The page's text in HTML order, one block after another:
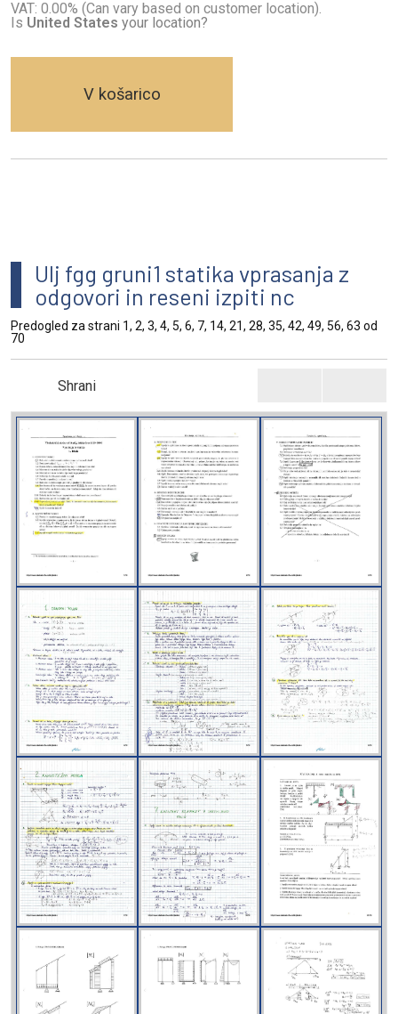
VAT: 0.00% (Can vary based on customer location).
Is United States your location?
V košarico
Ulj fgg gruni1 statika vprasanja z
odgovori in reseni izpiti nc
Predogled za strani 1, 2, 3, 4, 5, 6, 7, 14, 21, 28, 35, 42, 49, 56, 63 od
70
Shrani